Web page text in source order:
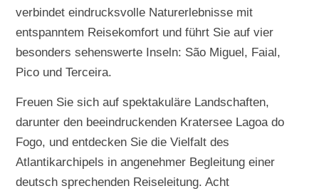
verbindet eindrucksvolle Naturerlebnisse mit
entspanntem Reisekomfort und führt Sie auf vier
besonders sehenswerte Inseln: São Miguel, Faial,
Pico und Terceira.
Freuen Sie sich auf spektakuläre Landschaften,
darunter den beeindruckenden Kratersee Lagoa do
Fogo, und entdecken Sie die Vielfalt des
Atlantikarchipels in angenehmer Begleitung einer
deutsch sprechenden Reiseleitung. Acht